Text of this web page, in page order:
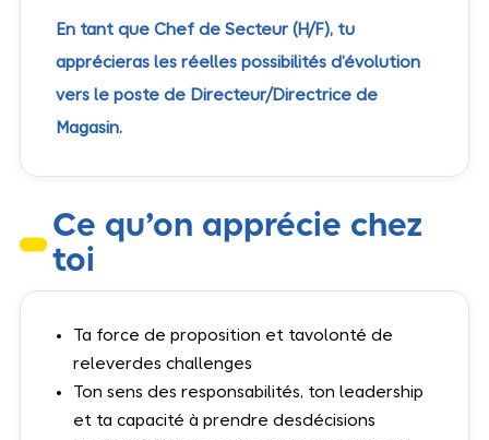
En tant que Chef de Secteur (H/F), tu
apprécieras les réelles possibilités d’évolution
vers le poste de Directeur/Directrice de
Magasin.
Ce qu’on apprécie chez
toi
Ta force de proposition et tavolonté de
releverdes challenges
Ton sens des responsabilités, ton leadership
et ta capacité à prendre desdécisions